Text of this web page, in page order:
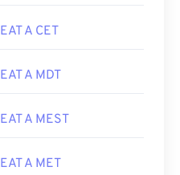
EAT A CET
EAT A MDT
EAT A MEST
EAT A MET